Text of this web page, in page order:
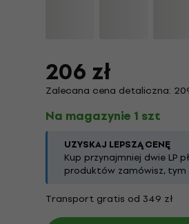
206 zł
Zalecana cena detaliczna:
Na magazynie 1 szt
UZYSKAJ LEPSZĄ CENĘ
Kup przynajmniej dwie LP
produktów zamówisz,
Transport gratis od 349 zł